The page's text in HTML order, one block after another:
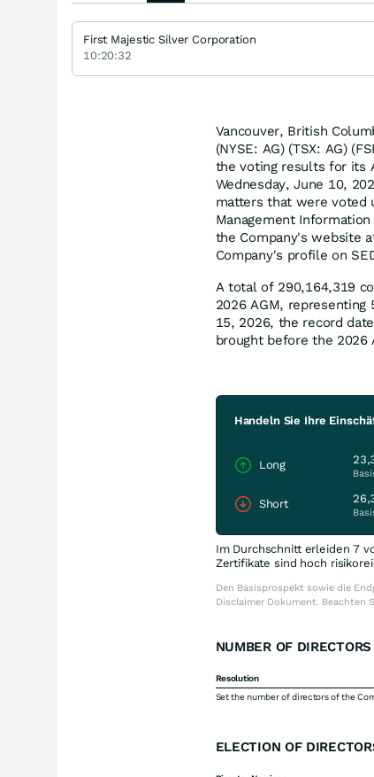
Vancouver, British
(NYSE: AG) (TSX: AG)
the voting results for its
Wednesday, June 10,
matters that were voted
Management
the Company's website
Company's profile on
A total of 290,164,319
2026 AGM, representing
15, 2026, the record
brought before the
Handeln Sie Ihre
Long
Short
Im Durchschnitt erleiden 7
Zertifikate sind hoch
Den Basisprospekt sowie die
Disclaimer Dokument. Beachten
NUMBER OF DIRECTORS
Resolution
Set the number of directors of the
ELECTION OF
First Majestic Silver Corporation
10:20:32